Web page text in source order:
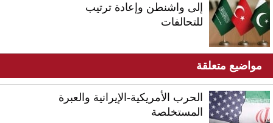
إلى واشنطن وإعادة ترتيب
للتحالفات
مواضيع متعلقة
الحرب الأمريكية-الإيرانية والعبرة
المستخلصة